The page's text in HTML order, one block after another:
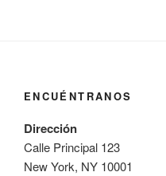
ENCUÉNTRANOS
Dirección
Calle Principal 123
New York, NY 10001